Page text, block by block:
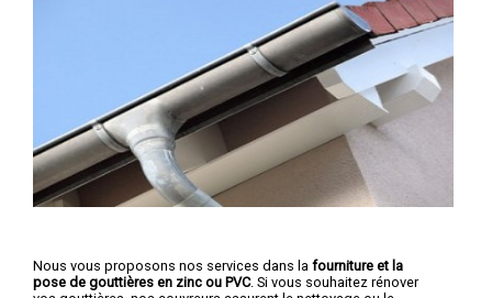
Nous vous proposons nos services dans la fourniture et la
pose de gouttières en zinc ou PVC. Si vous souhaitez rénover